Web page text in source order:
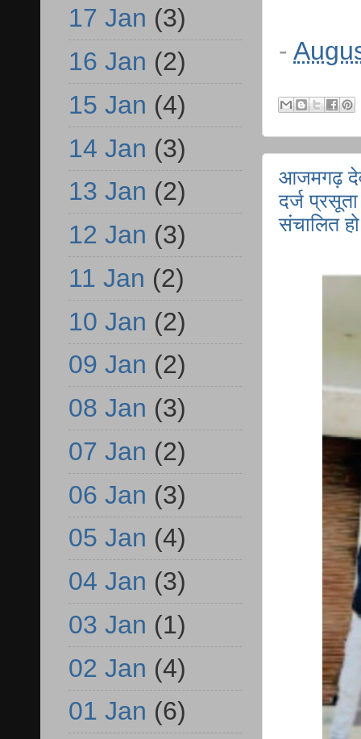
-
आजमगढ़
दर्ज
संचालित
17 Jan (3)
16 Jan (2)
15 Jan (4)
14 Jan (3)
13 Jan (2)
12 Jan (3)
11 Jan (2)
10 Jan (2)
09 Jan (2)
08 Jan (3)
07 Jan (2)
06 Jan (3)
05 Jan (4)
04 Jan (3)
03 Jan (1)
02 Jan (4)
01 Jan (6)